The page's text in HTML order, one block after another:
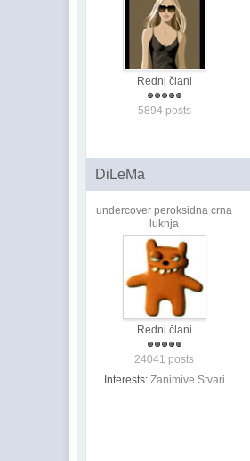
Redni člani
5894 posts
DiLeMa
undercover peroksidna crna
luknja
Redni člani
24041 posts
Interests: Zanimive Stvari